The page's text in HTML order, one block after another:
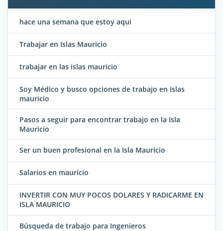
hace una semana que estoy aqui
Trabajar en Islas Mauricio
trabajar en las islas mauricio
Soy Médico y busco opciones de trabajo en Islas
mauricio
Pasos a seguir para encontrar trabajo en la Isla
Mauricio
Ser un buen profesional en la Isla Mauricio
Salarios en mauricio
INVERTIR CON MUY POCOS DOLARES Y RADICARME EN
ISLA MAURICIO
Búsqueda de trabajo para Ingenieros